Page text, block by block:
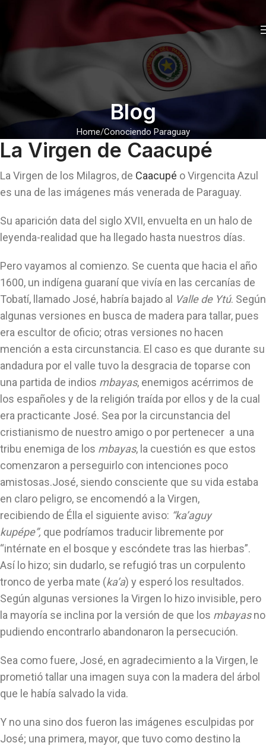
Blog
Home Conociendo Paraguay
La Virgen de Caacupé
La Virgen de los Milagros, de Caacupé o Virgencita Azul
es una de las imágenes más venerada de Paraguay.
Su aparición data del siglo XVII, envuelta en un halo de
leyenda-realidad que ha llegado hasta nuestros días.
Pero vayamos al comienzo. Se cuenta que hacia el año
1600, un indígena guaraní que vivía en las cercanías de
Tobatí, llamado José, habría bajado al Valle de Ytú. Según
algunas versiones en busca de madera para tallar, pues
era escultor de oficio; otras versiones no hacen
mención a esta circunstancia. El caso es que durante su
andadura por el valle tuvo la desgracia de toparse con
una partida de indios mbayas, enemigos acérrimos de
los españoles y de la religión traída por ellos y de la cual
era practicante José. Sea por la circunstancia del
cristianismo de nuestro amigo o por pertenecer a una
tribu enemiga de los mbayas, la cuestión es que estos
comenzaron a perseguirlo con intenciones poco
amistosas.José, siendo consciente que su vida estaba
en claro peligro, se encomendó a la Virgen,
recibiendo de Élla el siguiente aviso: “ka’aguy
kupépe”, que podríamos traducir libremente por
“intérnate en el bosque y escóndete tras las hierbas”.
Así lo hizo; sin dudarlo, se refugió tras un corpulento
tronco de yerba mate (ka’a) y esperó los resultados.
Según algunas versiones la Virgen lo hizo invisible, pero
la mayoría se inclina por la versión de que los mbayasno
pudiendo encontrarlo abandonaron la persecución.
Sea como fuere, José, en agradecimiento a la Virgen, le
prometió tallar una imagen suya con la madera del árbol
que le había salvado la vida.
Y no una sino dos fueron las imágenes esculpidas por
José; una primera, mayor, que tuvo como destino la